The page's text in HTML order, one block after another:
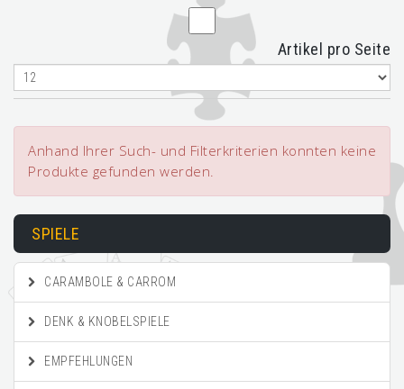
Artikel pro Seite
Anhand Ihrer Such- und Filterkriterien konnten keine
Produkte gefunden werden.
SPIELE
CARAMBOLE & CARROM
DENK & KNOBELSPIELE
EMPFEHLUNGEN